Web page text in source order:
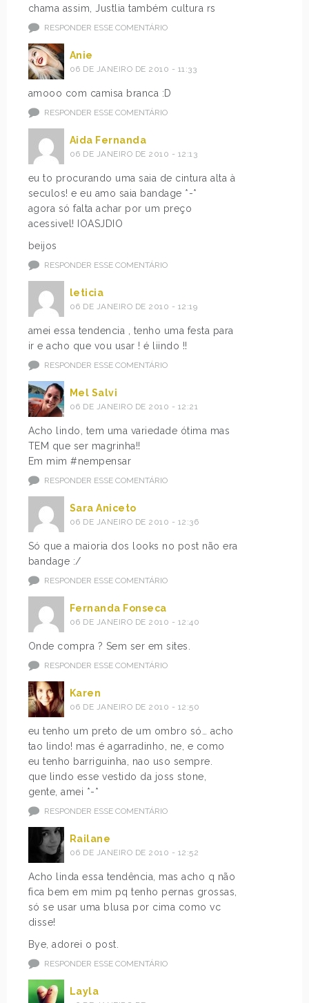
chama assim, Justlia também cultura rs
RESPONDER ESSE COMENTÁRIO
Anie
06 DE JANEIRO DE 2010 - 11:33
amooo com camisa branca :D
RESPONDER ESSE COMENTÁRIO
Aida Fernanda
06 DE JANEIRO DE 2010 - 12:13
eu to procurando uma saia de cintura alta à
seculos! e eu amo saia bandage *-*
agora só falta achar por um preço
acessivel! IOASJDIO
beijos
RESPONDER ESSE COMENTÁRIO
leticia
06 DE JANEIRO DE 2010 - 12:19
amei essa tendencia , tenho uma festa para
ir e acho que vou usar ! é liindo !!
RESPONDER ESSE COMENTÁRIO
Mel Salvi
06 DE JANEIRO DE 2010 - 12:21
Acho lindo, tem uma variedade ótima mas
TEM que ser magrinha!!
Em mim #nempensar
RESPONDER ESSE COMENTÁRIO
Sara Aniceto
06 DE JANEIRO DE 2010 - 12:36
Só que a maioria dos looks no post não era
bandage :/
RESPONDER ESSE COMENTÁRIO
Fernanda Fonseca
06 DE JANEIRO DE 2010 - 12:40
Onde compra ? Sem ser em sites.
RESPONDER ESSE COMENTÁRIO
Karen
06 DE JANEIRO DE 2010 - 12:50
eu tenho um preto de um ombro só… acho
tao lindo! mas é agarradinho, ne, e como
eu tenho barriguinha, nao uso sempre.
que lindo esse vestido da joss stone,
gente, amei *-*
RESPONDER ESSE COMENTÁRIO
Railane
06 DE JANEIRO DE 2010 - 12:52
Acho linda essa tendência, mas acho q não
fica bem em mim pq tenho pernas grossas,
só se usar uma blusa por cima como vc
disse!
Bye, adorei o post.
RESPONDER ESSE COMENTÁRIO
Layla